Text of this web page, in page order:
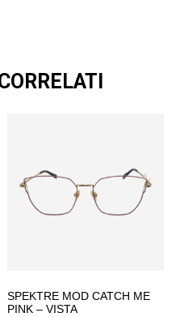
SPEKTRE MOD CATCH ME
PINK – VISTA